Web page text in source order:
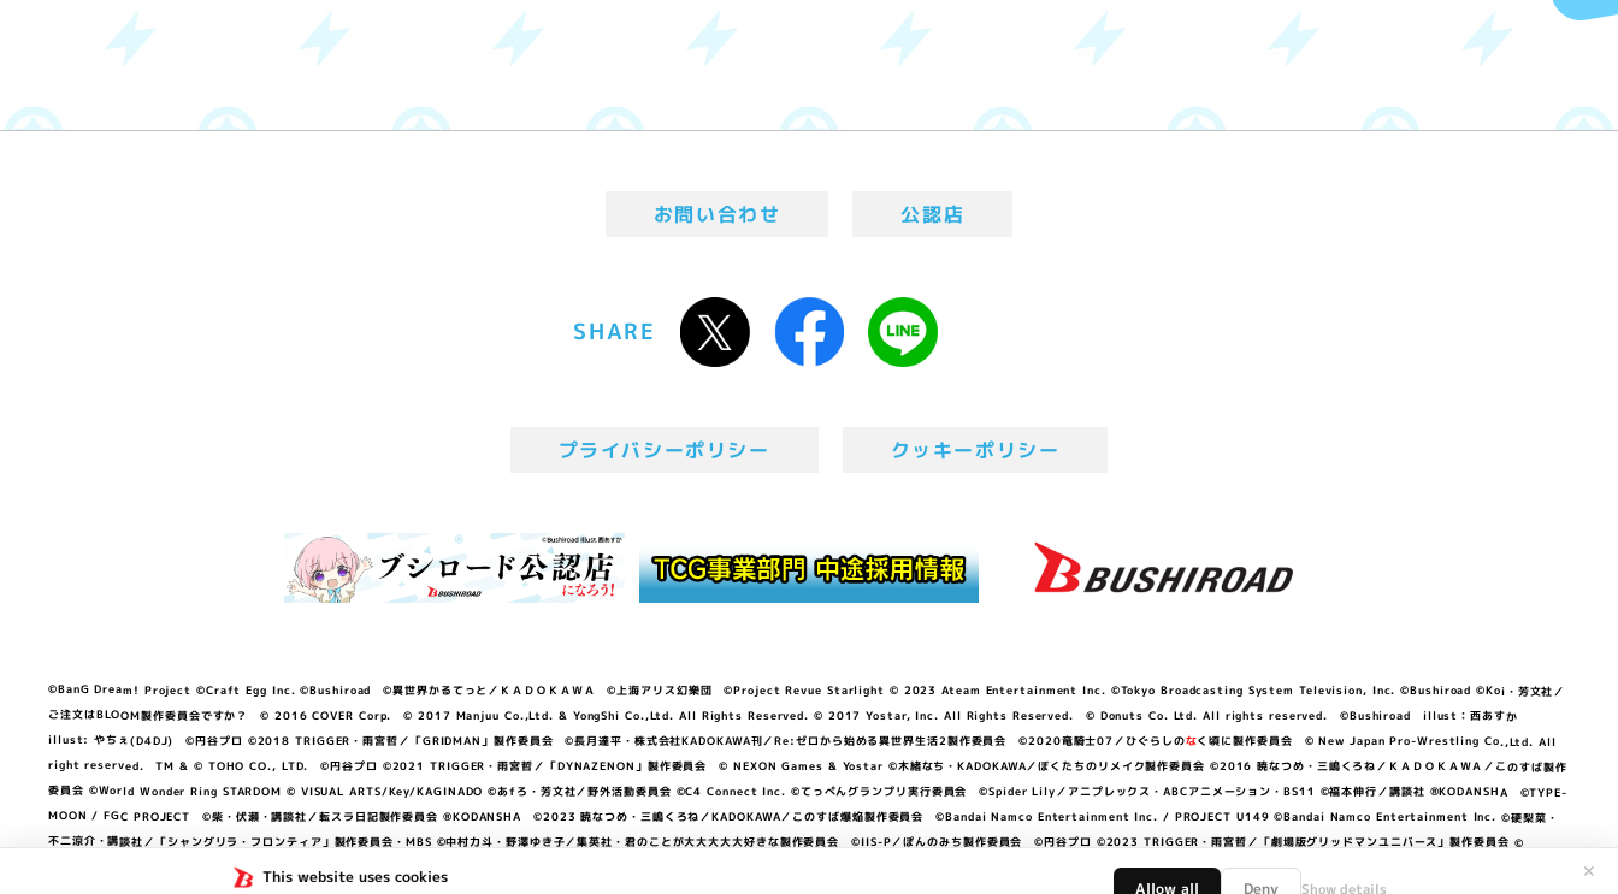
This website uses cookies
Allow all Deny Show details
✕
お問い合わせ 公認店
SHARE
プライバシーポリシー クッキーポリシー
©BanG Dream! Project ©Craft Egg Inc. ©Bushiroad ©異世界かるてっと／ＫＡＤＯＫＡＷＡ ©上海アリス幻樂団 ©Project Revue Starlight © 2023 Ateam Entertainment Inc. ©Tokyo Broadcasting System Television, Inc. ©Bushiroad ©Koi・芳文社／
ご注文はBLOOM製作委員会ですか？ © 2016 COVER Corp. © 2017 Manjuu Co.,Ltd. & YongShi Co.,Ltd. All Rights Reserved. © 2017 Yostar, Inc. All Rights Reserved. © Donuts Co. Ltd. All rights reserved. ©Bushiroad illust：西あすか
illust: やちぇ(D4DJ) ©円谷プロ ©2018 TRIGGER・雨宮哲／「GRIDMAN」製作委員会 ©長月達平・株式会社KADOKAWA刊／Re:ゼロから始める異世界生活2製作委員会 ©2020竜騎士07／ひぐらしのなく頃に製作委員会 © New Japan Pro-Wrestling Co.,Ltd. All
right reserved. TM & © TOHO CO., LTD. ©円谷プロ ©2021 TRIGGER・雨宮哲／「DYNAZENON」製作委員会 © NEXON Games & Yostar ©木緒なち・KADOKAWA／ぼくたちのリメイク製作委員会 ©2016 暁なつめ・三嶋くろね／ＫＡＤＯＫＡＷＡ／このすば製作
委員会 ©World Wonder Ring STARDOM © VISUAL ARTS/Key/KAGINADO ©あfろ・芳文社／野外活動委員会 ©C4 Connect Inc. ©てっぺんグランプリ実行委員会 ©Spider Lily／アニプレックス・ABCアニメーション・BS11 ©福本伸行／講談社 ®KODANSHA ©TYPE-
MOON / FGC PROJECT ©柴・伏瀬・講談社／転スラ日記製作委員会 ®KODANSHA ©2023 暁なつめ・三嶋くろね／KADOKAWA／このすば爆焔製作委員会 ©Bandai Namco Entertainment Inc. / PROJECT U149 ©Bandai Namco Entertainment Inc. ©硬梨菜・
不二涼介・講談社／「シャングリラ・フロンティア」製作委員会・MBS ©中村力斗・野澤ゆき子／集英社・君のことが大大大大大好きな製作委員会 ©IIS-P／ぽんのみち製作委員会 ©円谷プロ ©2023 TRIGGER・雨宮哲／「劇場版グリッドマンユニバース」製作委員会 ©
NEXON Games／アビドス商店街 ©プロジェクトラブライブ！蓮ノ空女学院スクールアイドルクラブ ©「勇気爆発バーンブレイバーン」製作委員会